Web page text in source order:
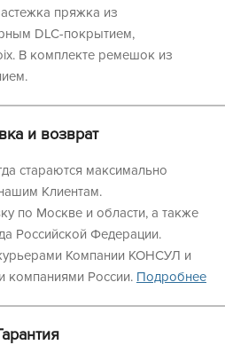
пряжка из
DLC-покрытием,
В комплекте ремешок из
и возврат
стараются максимально
Клиентам.
по Москве и области, а также
Российской Федерации.
Компании КОНСУЛ и
компаниями России. Подробнее